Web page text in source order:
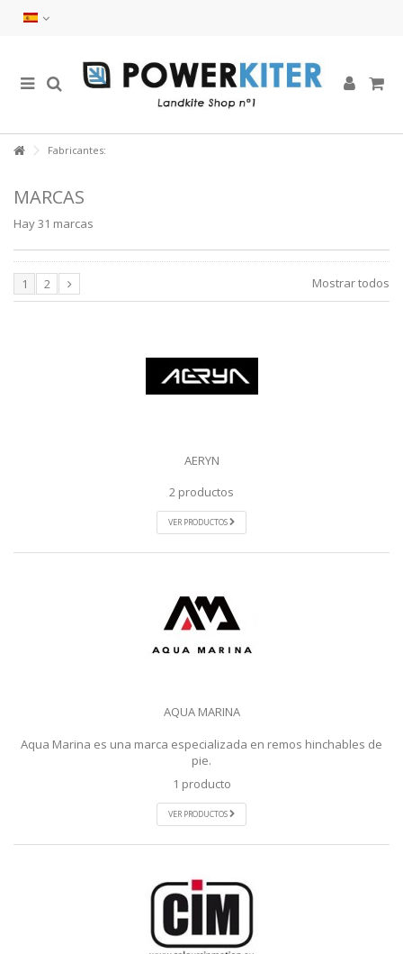
Fabricantes:
MARCAS
Hay 31 marcas
Mostrar todos
1 2
AERYN
2 productos
VER PRODUCTOS
AQUA MARINA
Aqua Marina es una marca especializada en remos hinchables de
pie.
1 producto
VER PRODUCTOS